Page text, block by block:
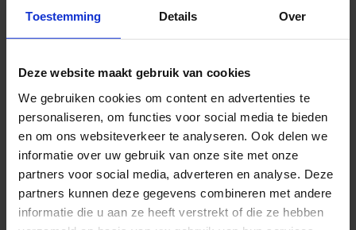
Toestemming Details Over
Deze website maakt gebruik van cookies
We gebruiken cookies om content en advertenties te
personaliseren, om functies voor social media te bieden
en om ons websiteverkeer te analyseren. Ook delen we
informatie over uw gebruik van onze site met onze
partners voor social media, adverteren en analyse. Deze
partners kunnen deze gegevens combineren met andere
informatie die u aan ze heeft verstrekt of die ze hebben
Hoger Onderwijs
Voortgezet Onderwijs
Overheid
Veiligheid
Openbare orde en veiligheid
Complexe problematiek
Ondermijning en Georganiseerde Criminaliteit
Openbare Orde, Crisisbeheersing & Rampenbestrijding
Radicalisering en Terrorisme
Veiligheid bij evenementen
Veiligheid in de organisatie
Zorg
Data
Vastgoed & Infra
Overig